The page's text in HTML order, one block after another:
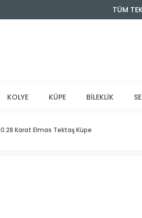
TÜM
KOLYE KÜPE BİLEKLİK
0.28 Karat Elmas Tektaş Küpe